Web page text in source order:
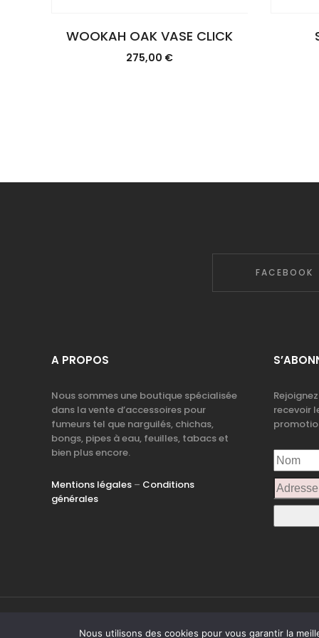
WOOKAH OAK VASE CLICK
275,00 €
FACEBOOK
A PROPOS
Nous sommes une boutique spécialisée
dans la vente d’accessoires pour
fumeurs tel que narguilés, chichas,
bongs, pipes à eau, feuilles, tabacs et
bien plus encore.
Mentions légales – Conditions
générales
recevoir
©
Nous utilisons des cookies pour vous garantir la